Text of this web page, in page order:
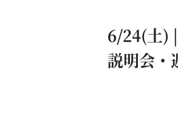
6/24(土)
説明会・